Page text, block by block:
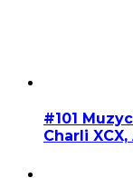
#101
Charli